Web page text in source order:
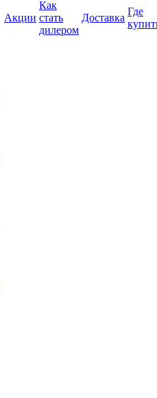
Акции
Как
стать
дилером
Доставка
Где